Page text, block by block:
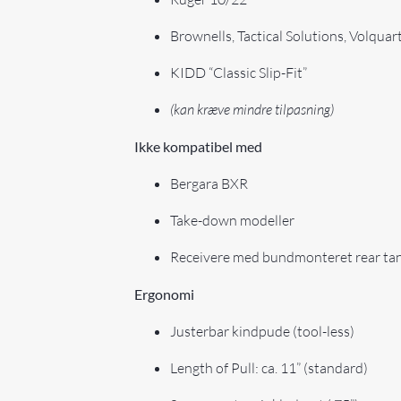
Brownells, Tactical Solutions,
KIDD “Classic Slip-Fit”
(kan kræve mindre tilpasning)
Ikke kompatibel med
Bergara BXR
Take-down modeller
Receivere med bundmonteret rear
Ergonomi
Justerbar kindpude (tool-less)
Length of Pull: ca. 11” (standard)